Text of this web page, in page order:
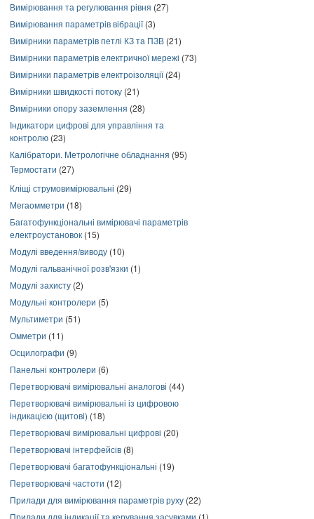
Вимірювання та регулювання рівня (27)
Вимірювання параметрів вібрації(3)
Вимірники параметрів петлі КЗ та ПЗВ (21)
Вимірники параметрів електричної мережі (73)
Вимірники параметрів електроізоляції(24)
Вимірники швидкості потоку (21)
Вимірники опору заземлення (28)
Індикатори цифрові для управління та
контролю (23)
Калібратори. Метрологічне обладнання (95)
Термостати (27)
Кліщі струмовимірювальні (29)
Мегаомметри (18)
Багатофункціональні вимірювачі параметрів
електроустановок (15)
Модулі введення/виводу (10)
Модулі гальванічної розв'язки (1)
Модулі захисту (2)
Модульні контролери (5)
Мультиметри (51)
Омметри (11)
Осцилографи (9)
Панельні контролери (6)
Перетворювачі вимірювальні аналогові (44)
Перетворювачі вимірювальні із цифровою
індикацією (щитові) (18)
Перетворювачі вимірювальні цифрові (20)
Перетворювачі інтерфейсів (8)
Перетворювачі багатофункціональні (19)
Перетворювачі частоти (12)
Прилади для вимірювання параметрів руху (22)
Прилади для індикації та керування засувками (1)